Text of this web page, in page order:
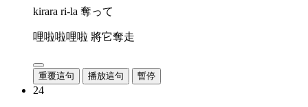
kirara ri-la 奪って
哩啦啦哩啦 將它奪走
重覆這句 播放這句 暫停
24